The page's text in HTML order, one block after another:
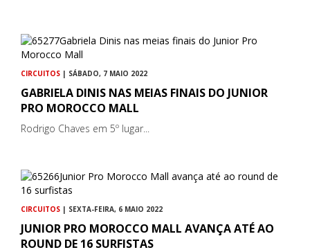
CIRCUITOS | SÁBADO, 7 MAIO 2022
GABRIELA DINIS NAS MEIAS FINAIS DO JUNIOR
PRO MOROCCO MALL
Rodrigo Chaves em 5º lugar...
CIRCUITOS | SEXTA-FEIRA, 6 MAIO 2022
JUNIOR PRO MOROCCO MALL AVANÇA ATÉ AO
ROUND DE 16 SURFISTAS